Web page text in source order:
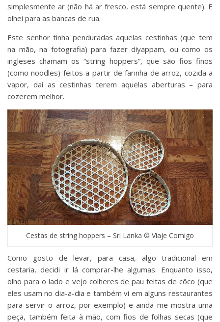
simplesmente ar (não há ar fresco, está sempre quente). E
olhei para as bancas de rua.
Este senhor tinha penduradas aquelas cestinhas (que tem
na mão, na fotografia) para fazer diyappam, ou como os
ingleses chamam os “string hoppers”, que são fios finos
(como noodles) feitos a partir de farinha de arroz, cozida a
vapor, daí as cestinhas terem aquelas aberturas – para
cozerem melhor.
Cestas de string hoppers – Sri Lanka © Viaje Comigo
Como gosto de levar, para casa, algo tradicional em
cestaria, decidi ir lá comprar-lhe algumas. Enquanto isso,
olho para o lado e vejo colheres de pau feitas de côco (que
eles usam no dia-a-dia e também vi em alguns restaurantes
para servir o arroz, por exemplo) e ainda me mostra uma
peça, também feita à mão, com fios de folhas secas (que